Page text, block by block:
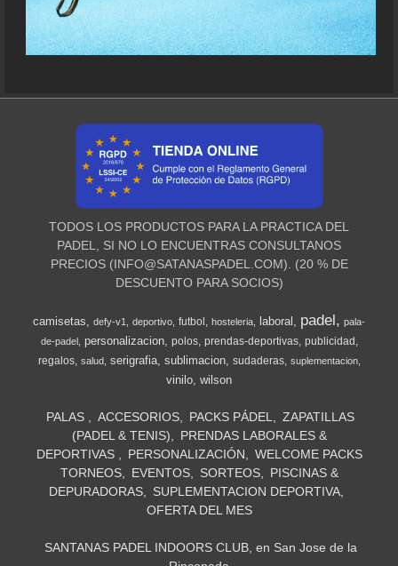
TODOS LOS PRODUCTOS PARA LA PRACTICA DEL
PADEL, SI NO LO ENCUENTRAS CONSULTANOS
PRECIOS (INFO@SATANASPADEL.COM). (20 % DE
DESCUENTO PARA SOCIOS)
camisetas defy-v1 deportivo futbol hosteleria laboral padel
pala-
de-padel
personalizacion polos prendas-deportivas publicidad
regalos
salud serigrafia sublimacion sudaderas suplementacion
vinilo wilson
PALAS ACCESORIOS PACKS PÁDEL
ZAPATILLAS
(PADEL & TENIS)
PRENDAS LABORALES &
DEPORTIVAS
PERSONALIZACIÓN
WELCOME PACKS
TORNEOS
EVENTOS SORTEOS
PISCINAS &
DEPURADORAS
SUPLEMENTACION DEPORTIVA
OFERTA DEL MES
SANTANAS PADEL INDOORS CLUB, en San Jose de la